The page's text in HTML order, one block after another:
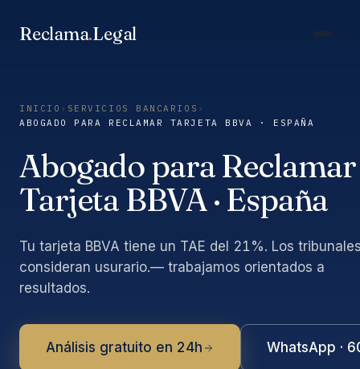
Reclama.Legal
INICIO › SERVICIOS BANCARIOS ›
ABOGADO PARA RECLAMAR TARJETA BBVA · ESPAÑA
Abogado para Reclamar
Tarjeta BBVA · España
Tu tarjeta BBVA tiene un TAE del 21%. Los
consideran usurario.— trabajamos orientados a
resultados.
Análisis gratuito en 24h WhatsApp ·